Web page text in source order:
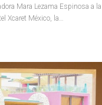
Mara Lezama Espinosa a
Xcaret México, la…